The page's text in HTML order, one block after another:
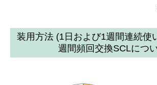
装用方法 (1日および1週間連続使
週間頻回交換SCLにつ